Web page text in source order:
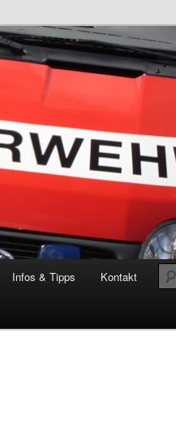
Infos & Tipps Kontakt